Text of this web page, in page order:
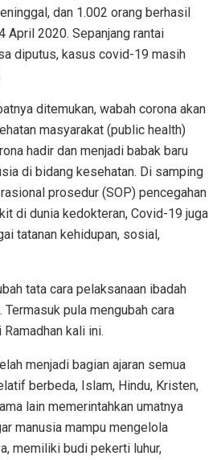
dan 1.002 orang berhasil
April 2020. Sepanjang rantai
diputus, kasus covid-19 masih
ditemukan, wabah corona akan
masyarakat (public health)
hadir dan menjadi babak baru
di bidang kesehatan. Di samping
prosedur (SOP) pencegahan
di dunia kedokteran, Covid-19 juga
tatanan kehidupan, sosial,
tata cara pelaksanaan ibadah
Termasuk pula mengubah cara
kali ini.
menjadi bagian ajaran semua
berbeda, Islam, Hindu, Kristen,
lain memerintahkan umatnya
manusia mampu mengelola
memiliki budi pekerti luhur,